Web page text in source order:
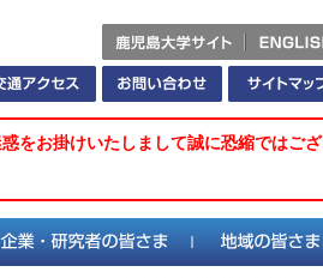
をお掛けいたしまして誠に恐縮ではござ